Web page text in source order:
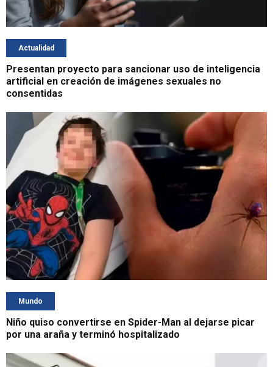
Actualidad
Presentan proyecto para sancionar uso de inteligencia
artificial en creación de imágenes sexuales no
consentidas
Mundo
Niño quiso convertirse en Spider-Man al dejarse picar
por una araña y terminó hospitalizado